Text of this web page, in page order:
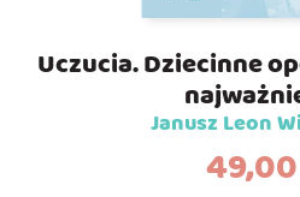
Uczucia. Dziecinne
Janusz Leon
49,00